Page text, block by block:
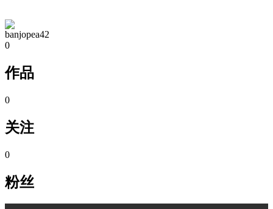
banjopea42
0
作品
0
关注
0
粉丝